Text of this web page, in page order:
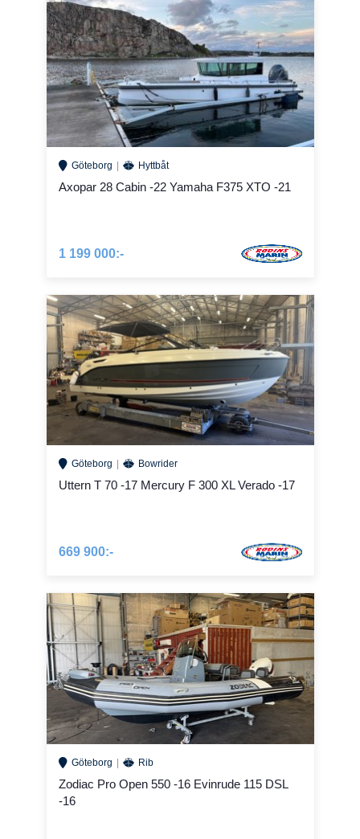
Göteborg Hyttbåt
Axopar 28 Cabin -22 Yamaha F375 XTO -21
1 199 000:-
Göteborg Bowrider
Uttern T 70 -17 Mercury F 300 XL Verado -17
669 900:-
Göteborg Rib
Zodiac Pro Open 550 -16 Evinrude 115 DSL
-16